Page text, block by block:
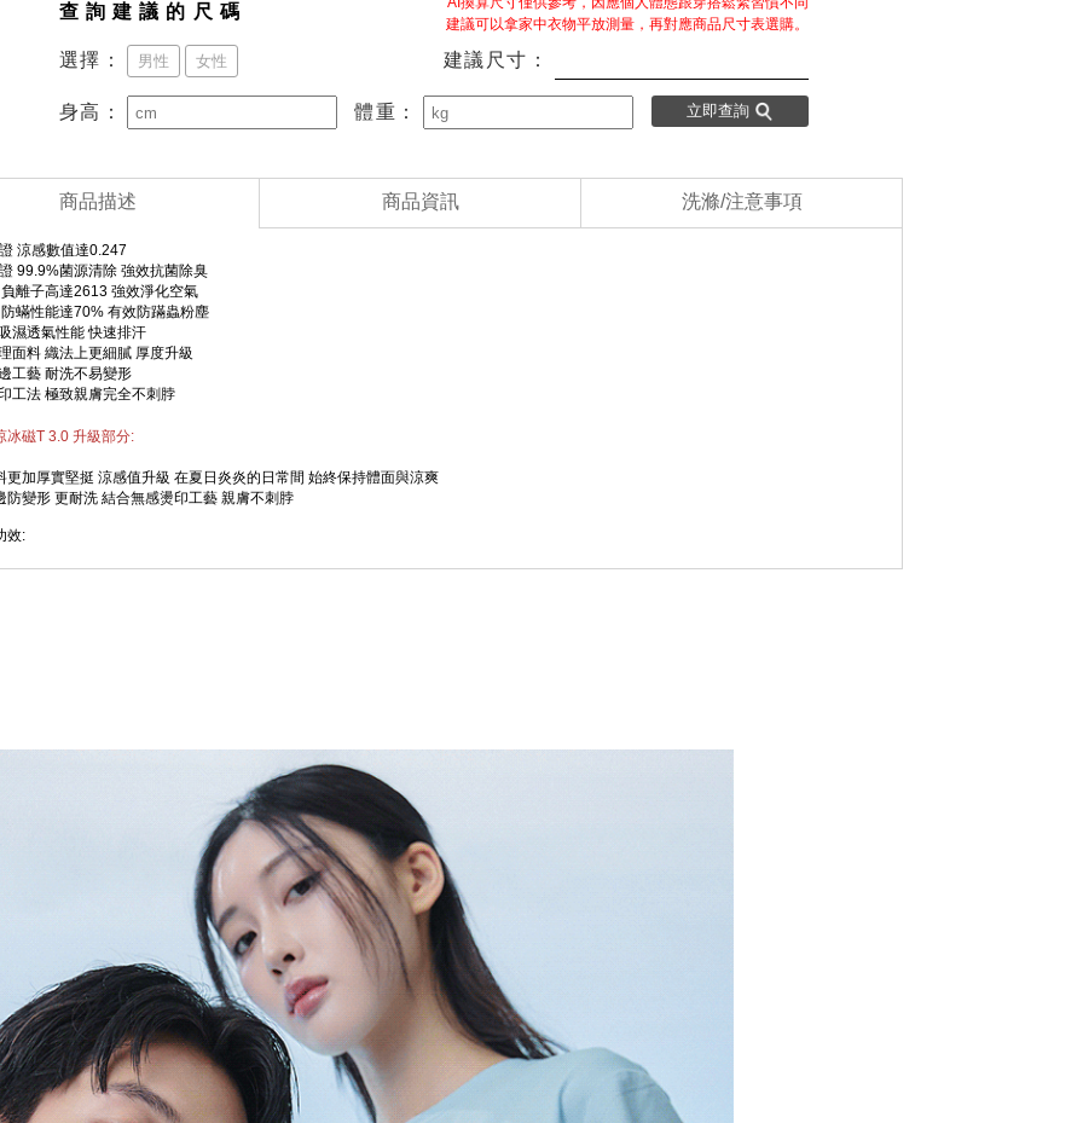
查詢建議的尺碼
建議可以拿家中衣物平放測量，再對應商品尺寸表選購。
選擇： 男性 女性 建議尺寸：
身高： 體重： 立即查詢
商品描述 商品資訊 洗滌/注意事項
涼感數值達0.247
99.9%菌源清除 強效抗菌除臭
負離子高達2613 強效淨化空氣
蟎性能達70% 有效防蹣蟲粉塵
濕透氣性能 快速排汗
面料 織法上更細膩 厚度升級
工藝 耐洗不易變形
工法 極致親膚完全不刺脖
冰磁T 3.0 升級部分:
更加厚實堅挺 涼感值升級 在夏日炎炎的日常間 始終保持體面與涼爽
防變形 更耐洗 結合無感燙印工藝 親膚不刺脖
效:
大於0.13 可稱作涼感布料
是瞬間接觸感溫標準（Touch Feeling of Warmth or Coolness／q-max）鑑測方法就是把測試的布料放在25度的實驗金屬平台上，再以加
、接近人體的體溫金屬片，垂直的接觸樣布，透過儀器感測、並記錄數值，而「瞬間熱流失量」就是Q-Max，也就是當肌膚碰到布表面
膚溫度下降的數值。Q-Max數值越大，表示越有涼感，台灣紡拓會訂出的標準，是Q-Max等於或大於0.14才可以稱為涼感紗；標準檢驗局
織(棉T材質)Q-max值高於0.13，平織(風衣布料)須高於0.17才是涼感衣